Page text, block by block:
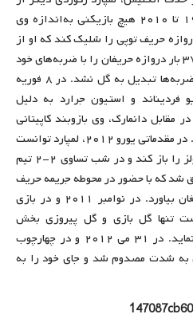
خود به‌جای گذاشت. از سال ۱۹۶۶ تا ۲۰۱۰ هیچ بازیکنی به‌اندازه وی
حریف توپی را شلیک کند که او از
این حیث رکوردار شد و توانست ۳۷ بار دروازه حریفان را با ضربه‌های خود
تهدید کند ولی هیچ یک از این ضربه‌ها تبدیل به گل نشد. در ۸ فوریه
فردیناند و استیون جرارد به دلیل
دانمارک، وی بازوبند کاپیتانی
تیم ملی انگلستان را به بازو بست. در مقدماتی یورو ۲۰۱۲، لمپارد توانست
۲ با از روی نقطه پنالتی دروازه ولز را باز کند و در شب تساوی ۲-۲ تیم
شد که با حضور در محوطه جریمه حریف
برای تیمش ضربه پنالتی به ‌ارمغان بیاورد. در نوامبر ۲۰۱۱ و در بازی
تنها گل بازی و گل پیروزی بخش
انگلستان را وارد دروازه حریف نماید. در ۳۱ می ۲۰۱۲ و در چهارچوب
به شدت مصدوم شد و جای خود را به